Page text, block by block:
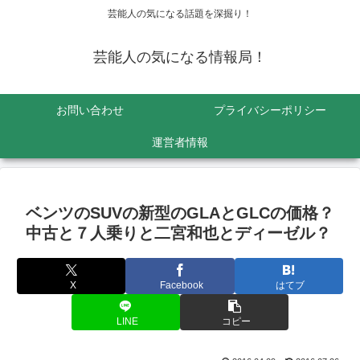
芸能人の気になる話題を深掘り！
芸能人の気になる情報局！
お問い合わせ プライバシーポリシー
運営者情報
ベンツのSUVの新型のGLAとGLCの価格？
中古と７人乗りと二宮和也とディーゼル？
X Facebook はてブ
LINE コピー